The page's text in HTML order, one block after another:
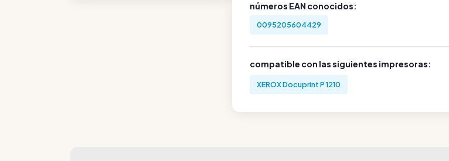
números EAN conocidos:
0095205604429
compatible con las siguientes impresoras:
XEROX Docuprint P 1210